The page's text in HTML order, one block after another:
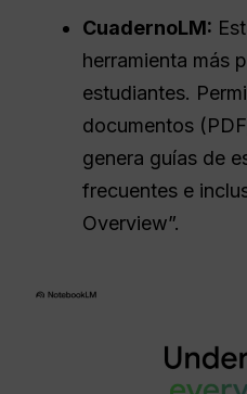
CuadernoLM:
herramienta más
estudiantes.
documentos
genera guías de
frecuentes e
Overview”.